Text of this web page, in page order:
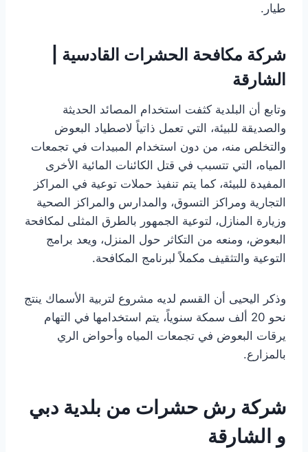
طيار.
شركة مكافحة الحشرات القادسية |
الشارقة
وتابع أن البلدية كثفت استخدام المصائد الحديثة
والصديقة للبيئة، التي تعمل ذاتياً لاصطياد البعوض
والتخلص منه، من دون استخدام المبيدات في تجمعات
المياه، التي تتسبب في قتل الكائنات المائية الأخرى
المفيدة للبيئة، كما يتم تنفيذ حملات توعية في المراكز
التجارية ومراكز التسوق، والمدارس والمراكز الصحية
وزيارة المنازل، لتوعية الجمهور بالطرق المثلى لمكافحة
البعوض، ومنعه من التكاثر حول المنزل، ويعد برامج
التوعية والتثقيف مكملاً لبرنامج المكافحة.
وذكر اليحيى أن القسم لديه مشروع لتربية الأسماك ينتج
نحو 20 ألف سمكة سنوياً، يتم استخدامها في التهام
يرقات البعوض في تجمعات المياه وأحواض الري
بالمزارع.
شركة رش حشرات من بلدية دبي
و الشارقة